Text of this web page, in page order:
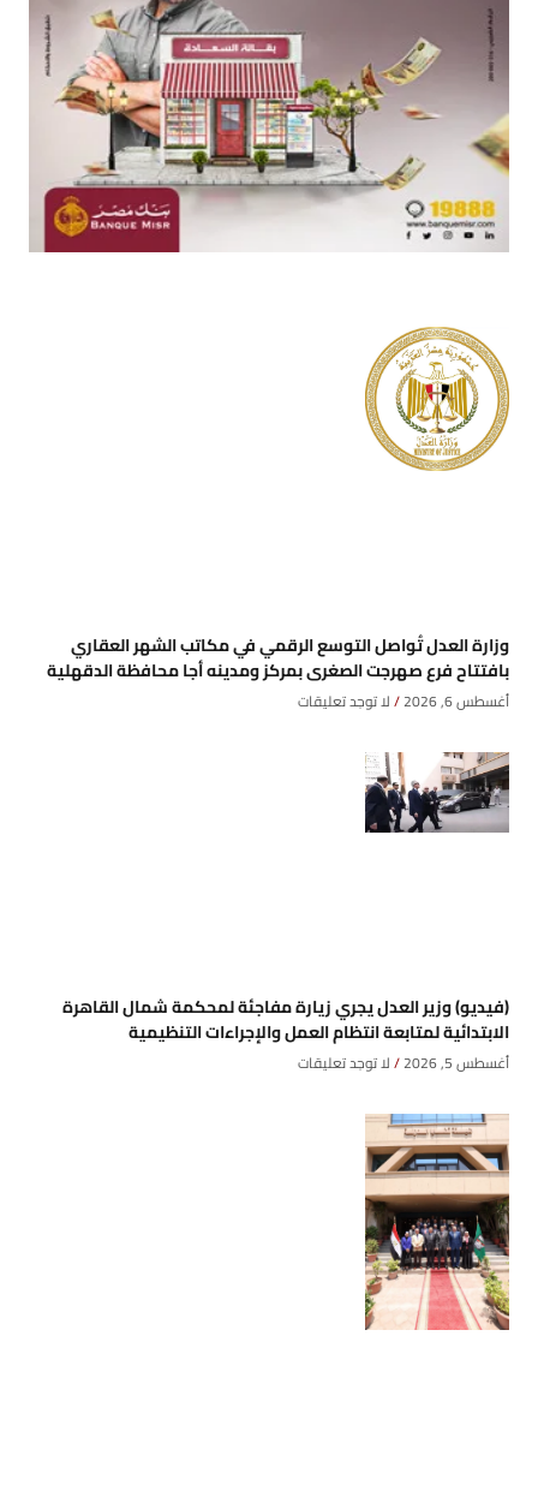
وزارة العدل تُواصل التوسع الرقمي في مكاتب الشهر العقاري
بافتتاح فرع صهرجت الصغرى بمركز ومدينه أجا محافظة الدقهلية
أغسطس 6, 2026 لا توجد تعليقات
(فيديو) وزير العدل يجري زيارة مفاجئة لمحكمة شمال القاهرة
الابتدائية لمتابعة انتظام العمل والإجراءات التنظيمية
أغسطس 5, 2026 لا توجد تعليقات